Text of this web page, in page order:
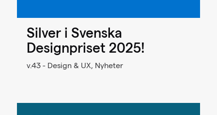
Silver i Svenska
Designpriset 2025!
v.43 - Design & UX, Nyheter